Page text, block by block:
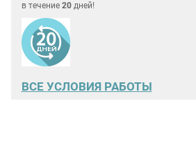
в течение 20дней!
ВСЕ УСЛОВИЯ РАБОТЫ